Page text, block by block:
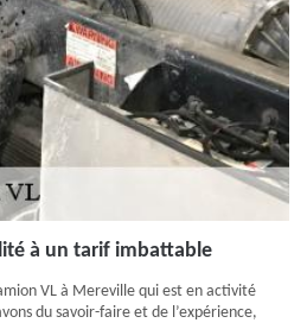
à un tarif imbattable
VL à Mereville qui est en activité
du savoir-faire et de l’expérience,